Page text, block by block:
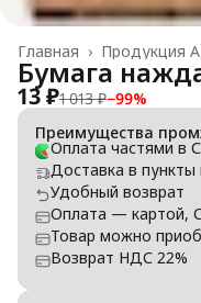
Продукция
Главная ›
Бумага
13 ₽1 013 ₽−99%
Преимущества
Оплата частями в
Доставка в
Удобный возврат
Оплата — картой,
Товар можно
Возврат НДС 22%